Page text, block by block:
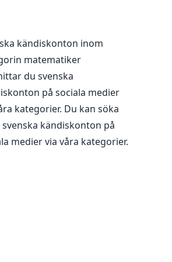
kändiskonton inom
matematiker
du svenska
på sociala medier
kategorier. Du kan söka
kändiskonton på
medier via våra kategorier.